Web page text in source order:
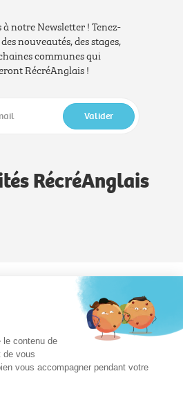
notre Newsletter ! Tenez-
nouveautés, des stages,
communes qui
RécréAnglais !
Valider
RécréAnglais
Notre savoir-faire
Formation
le contenu de
de vous
vous accompagner pendant votre